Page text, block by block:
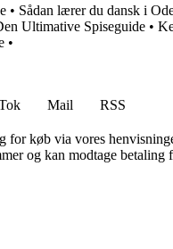
• Sådan lærer du dansk i
Ultimative Spiseguide •
•
Mail
RSS
for køb via vores
og kan modtage